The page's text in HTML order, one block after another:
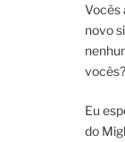
Vocês
novo
vocês?
Eu
do